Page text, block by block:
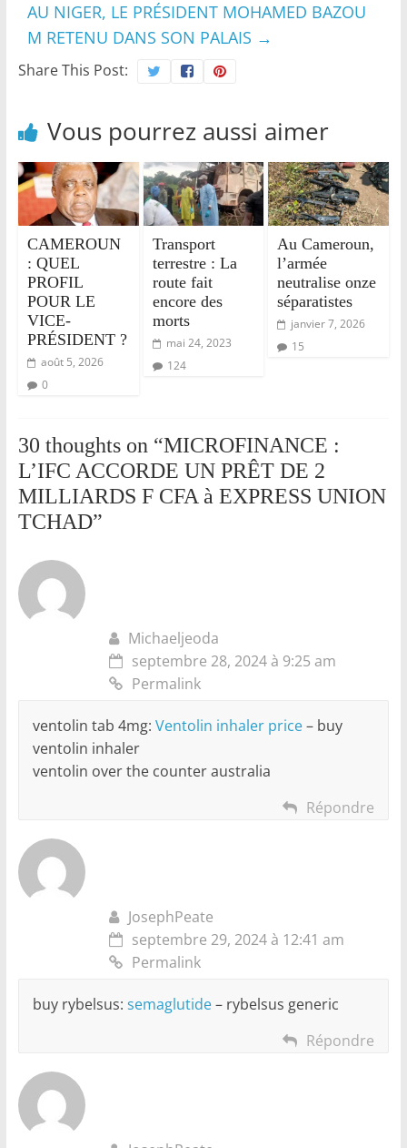
AU NIGER, LE PRÉSIDENT MOHAMED BAZOU
M RETENU DANS SON PALAIS →
Share This Post:
Vous pourrez aussi aimer
CAMEROUN
: QUEL
PROFIL
POUR LE
VICE-
PRÉSIDENT ?
août 5, 2026
0
Transport
terrestre : La
route fait
encore des
morts
mai 24, 2023
124
Au Cameroun,
l’armée
neutralise onze
séparatistes
janvier 7, 2026
15
30 thoughts on “MICROFINANCE :
L’IFC ACCORDE UN PRÊT DE 2
MILLIARDS F CFA à EXPRESS UNION
TCHAD”
Michaeljeoda
septembre 28, 2024 à 9:25 am
Permalink
ventolin tab 4mg: Ventolin inhaler price– buy
ventolin inhaler
ventolin over the counter australia
Répondre
JosephPeate
septembre 29, 2024 à 12:41 am
Permalink
buy rybelsus: semaglutide– rybelsus generic
Répondre